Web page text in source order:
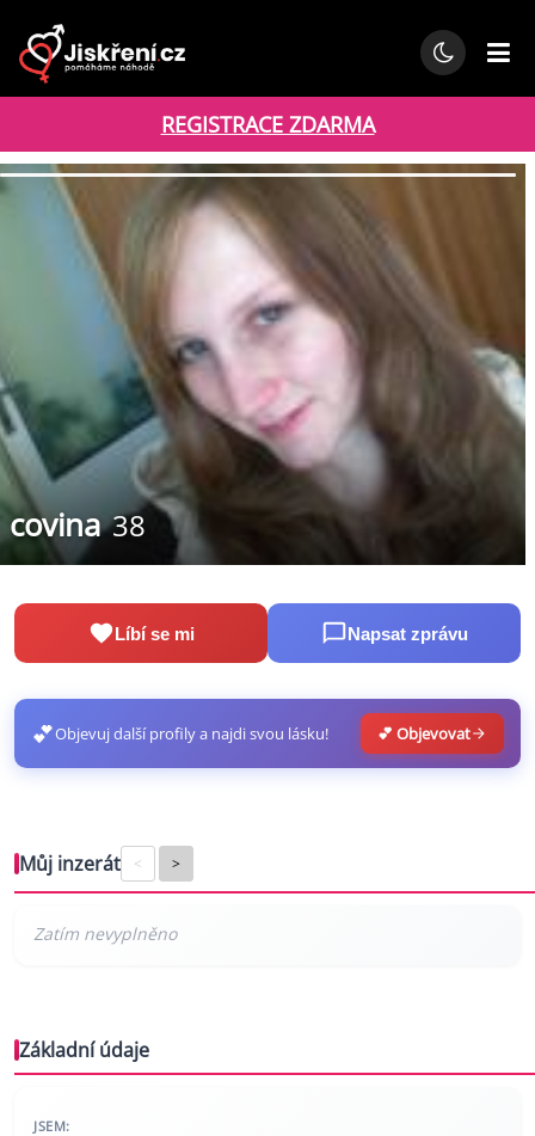
REGISTRACE ZDARMA
covina 38
Líbí se mi Napsat zprávu
💕Objevuj další profily a najdi svou lásku! 💕 Objevovat
Můj inzerát < >
Základní údaje
JSEM: